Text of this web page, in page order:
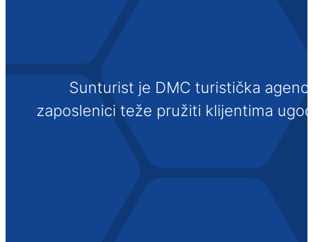
Sunturist je DMC turistička
zaposlenici teže pružiti klijentima